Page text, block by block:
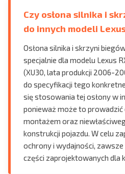
Czy osłona silnika i
do innych modeli
Osłona silnika i skrzyni
specjalnie dla modelu Lexus
(XU30, lata produkcji 2006-
do specyfikacji tego
się stosowania tej osłony w
ponieważ może to
montażem oraz
konstrukcji pojazdu. W celu
ochrony i wydajności,
części zaprojektowanych dla